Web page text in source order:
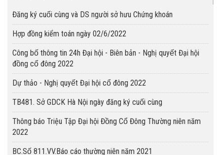
Đăng ký cuối cùng và DS người sở hưu Chứng khoán
Hợp đồng kiểm toán ngày 02/6/2022
Công bố thông tin 24h Đại hội - Biên bản - Nghị quyết Đại hội
đồng cổ đông 2022
Dự thảo - Nghị quyết Đại hội cổ đông 2022
TB481. Sở GDCK Hà Nội ngày đăng ký cuối cùng
Thông báo Triệu Tập Đại hội Đồng Cổ Đông Thường niên năm
2022
BC.Số 811.VV.Báo cáo thường niên năm 2021